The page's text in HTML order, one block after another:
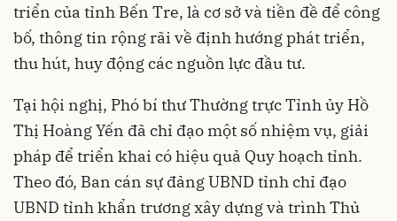
triển của tỉnh Bến Tre, là cơ sở và tiền đề để công
bố, thông tin rộng rãi về định hướng phát triển,
thu hút, huy động các nguồn lực đầu tư.
Tại hội nghị, Phó bí thư Thường trực Tỉnh ủy Hồ
Thị Hoàng Yến đã chỉ đạo một số nhiệm vụ, giải
pháp để triển khai có hiệu quả Quy hoạch tỉnh.
Theo đó, Ban cán sự đảng UBND tỉnh chỉ đạo
UBND tỉnh khẩn trương xây dựng và trình Thủ